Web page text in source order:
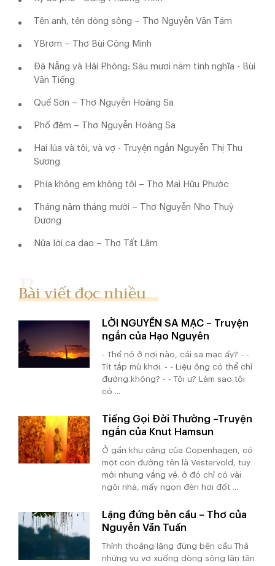
Tên anh, tên dòng sông – Thơ Nguyễn Văn Tám
YBrơm – Thơ Bùi Công Minh
Đà Nẵng và Hải Phòng: Sáu mươi năm tình nghĩa - Bùi
Văn Tiếng
Quế Sơn – Thơ Nguyễn Hoàng Sa
Phố đêm – Thơ Nguyễn Hoàng Sa
Hai lúa và tôi, và vợ - Truyện ngắn Nguyễn Thị Thu
Sương
Phía không em không tôi – Thơ Mai Hữu Phước
Tháng năm tháng mười – Thơ Nguyễn Nho Thuỳ
Dương
Nửa lời ca dao – Thơ Tất Lâm
Bài viết đọc nhiều
LỜI NGUYỀN SA MẠC – Truyện
ngắn của Hạo Nguyên
- Thế nó ở nơi nào, cái sa mạc ấy? - -
Tít tắp mù khơi. - - Liệu ông có thể chỉ
đường không? - - Tôi ư? Làm sao tôi
có ...
Tiếng Gọi Đời Thường –Truyện
ngắn của Knut Hamsun
Ở gần khu cảng của Copenhagen, có
một con đường tên là Vestervold, tuy
mới nhưng vắng vẻ. ở đó chỉ có vài
ngôi nhà, mấy ngọn đèn hơi đốt ...
Lặng đứng bên cầu – Thơ của
Nguyễn Văn Tuấn
Thỉnh thoảng lặng đứng bên cầu Thả
những vu vơ xuống dòng sông lăn tăn